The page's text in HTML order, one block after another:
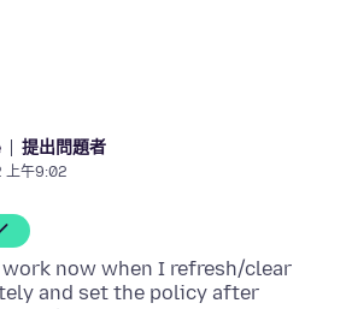
提出問題者
午9:02
work now when I refresh/clear
and set the policy after